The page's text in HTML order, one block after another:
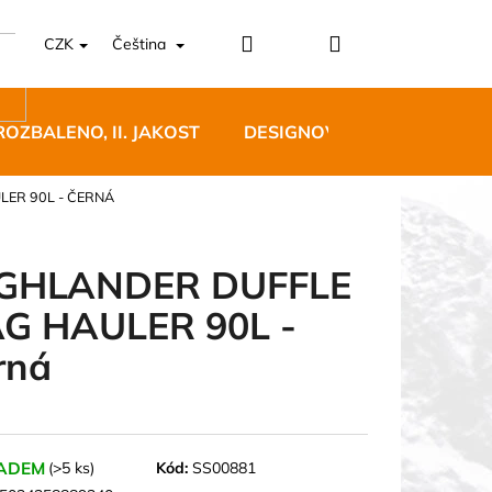
CZK Čeština PřihlášeníNákupní
II. JAKOST DESIGNOVÝ NÁBYTEK
90L - ČERNÁ
DUFFLE
HAULER 90L -
(>5 ks) Kód: SS00881
BĚŽECKÉ TRAILOVÉ